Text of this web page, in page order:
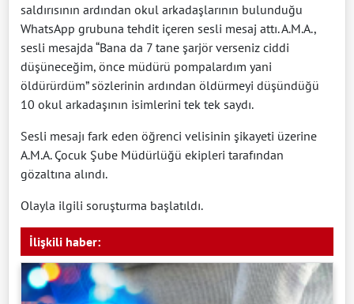
saldırısının ardından okul arkadaşlarının bulunduğu
WhatsApp grubuna tehdit içeren sesli mesaj attı. A.M.A.,
sesli mesajda “Bana da 7 tane şarjör verseniz ciddi
düşüneceğim, önce müdürü pompalardım yani
öldürürdüm” sözlerinin ardından öldürmeyi düşündüğü
10 okul arkadaşının isimlerini tek tek saydı.
Sesli mesajı fark eden öğrenci velisinin şikayeti üzerine
A.M.A. Çocuk Şube Müdürlüğü ekipleri tarafından
gözaltına alındı.
Olayla ilgili soruşturma başlatıldı.
İlişkili haber: